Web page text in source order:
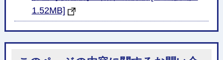
1.52MB]